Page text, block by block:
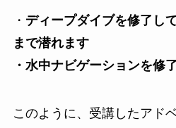
・ ディープダイブを修了し
まで潜れます
・水中ナビゲーションを修
このように、受講したアド